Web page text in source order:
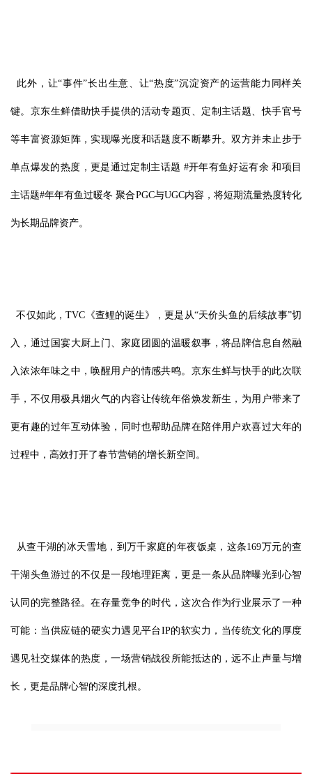
此外，让“事件”长出生意、让“热度”沉淀资产的运营能力同样关
键。京东生鲜借助快手提供的活动专题页、定制主话题、快手官号
等丰富资源矩阵，实现曝光度和话题度不断攀升。双方并未止步于
单点爆发的热度，更是通过定制主话题 #开年有鱼好运有余 和项目
主话题#年年有鱼过暖冬 聚合PGC与UGC内容，将短期流量热度转化
为长期品牌资产。
不仅如此，TVC《查鲤的诞生》，更是从“天价头鱼的后续故事”切
入，通过国宴大厨上门、家庭团圆的温暖叙事，将品牌信息自然融
入浓浓年味之中，唤醒用户的情感共鸣。京东生鲜与快手的此次联
手，不仅用极具烟火气的内容让传统年俗焕发新生，为用户带来了
更有趣的过年互动体验，同时也帮助品牌在陪伴用户欢喜过大年的
过程中，高效打开了春节营销的增长新空间。
从查干湖的冰天雪地，到万千家庭的年夜饭桌，这条169万元的查
干湖头鱼游过的不仅是一段地理距离，更是一条从品牌曝光到心智
认同的完整路径。在存量竞争的时代，这次合作为行业展示了一种
可能：当供应链的硬实力遇见平台IP的软实力，当传统文化的厚度
遇见社交媒体的热度，一场营销战役所能抵达的，远不止声量与增
长，更是品牌心智的深度扎根。